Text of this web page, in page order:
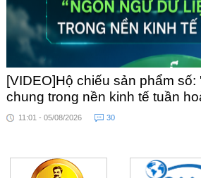
[VIDEO]Hộ chiếu sản phẩm
chung trong nền kinh tế tuần
11:01 - 05/08/2026 30